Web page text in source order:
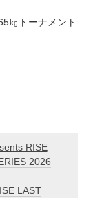
㎏トーナメント
RISE
2026
LAST